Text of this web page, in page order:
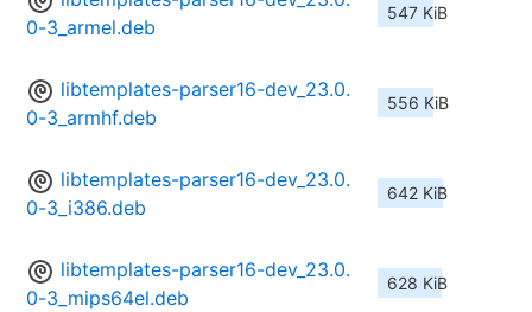
0-3_armel.deb
547 KiB
libtemplates-parser16-dev_23.0.
0-3_armhf.deb
556 KiB
libtemplates-parser16-dev_23.0.
0-3_i386.deb
642 KiB
libtemplates-parser16-dev_23.0.
0-3_mips64el.deb
628 KiB